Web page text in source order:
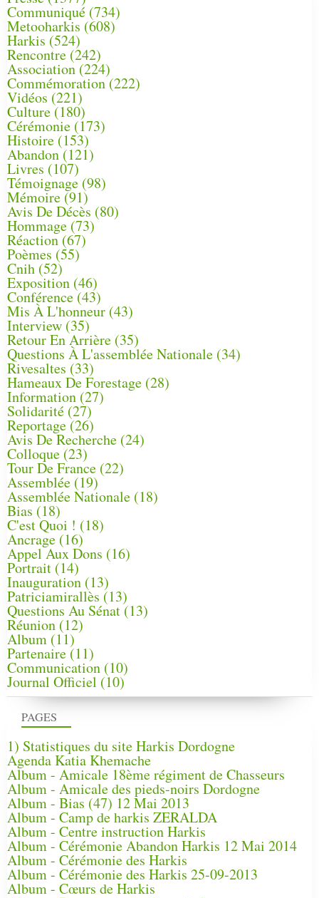
PAGES
1) Statistiques du site Harkis Dordogne
Agenda Katia Khemache
Album - Amicale 18ème régiment de Chasseurs
Album - Amicale des pieds-noirs Dordogne
Album - Bias (47) 12 Mai 2013
Album - Camp de harkis ZERALDA
Album - Centre instruction Harkis
Album - Cérémonie Abandon Harkis 12 Mai 2014
Album - Cérémonie des Harkis
Album - Cérémonie des Harkis 25-09-2013
Album - Cœurs de Harkis
Communiqué (734)
Metooharkis (608)
Harkis (524)
Rencontre (242)
Association (224)
Commémoration(222)
Vidéos (221)
Culture(180)
Cérémonie (173)
Histoire (153)
Abandon(121)
Livres (107)
Témoignage (98)
Mémoire (91)
Avis De Décès (80)
Hommage (73)
Réaction(67)
Poèmes (55)
Cnih (52)
Exposition (46)
Conférence(43)
Mis À L'honneur (43)
Interview (35)
Retour En Arrière (35)
Questions À L'assemblée Nationale (34)
Rivesaltes (33)
Hameaux De Forestage (28)
Information (27)
Solidarité (27)
Reportage(26)
Avis De Recherche (24)
Colloque (23)
Tour De France (22)
Assemblée (19)
Assemblée Nationale (18)
Bias (18)
C'est Quoi ! (18)
Ancrage (16)
Appel Aux Dons (16)
Portrait (14)
Inauguration (13)
Patriciamirallès (13)
Questions Au Sénat(13)
Réunion (12)
Album (11)
Partenaire(11)
Communication (10)
Journal Officiel (10)